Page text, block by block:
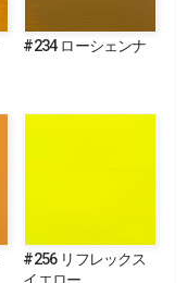
#234 ローシェンナ
#256 リフレックス